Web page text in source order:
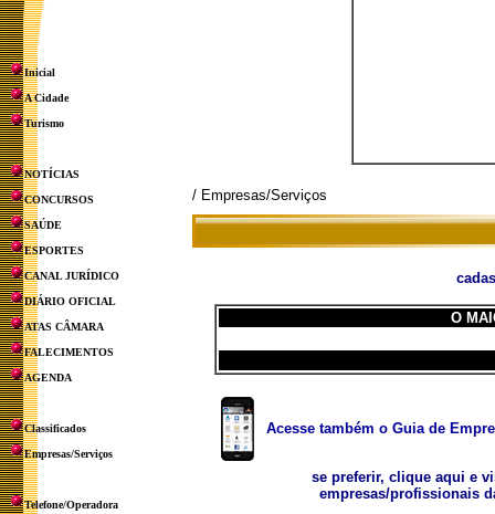
Inicial
A Cidade
Turismo
NOTÍCIAS
CONCURSOS
SAÚDE
ESPORTES
CANAL JURÍDICO
DIÁRIO OFICIAL
ATAS CÂMARA
FALECIMENTOS
AGENDA
Classificados
Empresas/Serviços
Telefone/Operadora
/ Empresas/Serviços
O
Acesse também o Guia de
se preferir, clique aqui e
empresas/profissionais